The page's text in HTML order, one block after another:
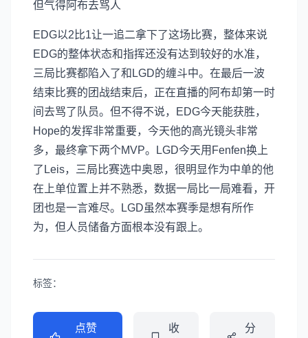
EDG以2比1让一追二拿下了这场比赛，整体来说
EDG的整体状态和指挥还没有达到较好的水准，
三局比赛都陷入了和LGD的缠斗中。在最后一波
结束比赛的团战结束后，正在直播的阿布却第一时
间去骂了队员。但不得不说，EDG今天能获胜，
Hope的发挥非常重要，今天他的高光镜头非常
多，最终拿下两个MVP。LGD今天用Fenfen换上
了Leis，三局比赛选中奥恩，很明显作为中单的他
在上单位置上并不熟悉，数据一局比一局难看，开
团也是一言难尽。LGD虽然本赛季是想有所作
为，但人员储备方面根本没有跟上。
标签：
点赞
收
分